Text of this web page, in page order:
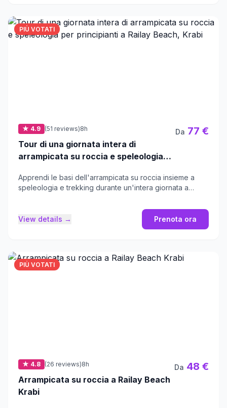
PIÙ VOTATI
★ 4.9 (51 reviews)8h
Tour di una giornata intera di
arrampicata su roccia e speleologia
Da 77 €
Apprendi le basi dell'arrampicata su roccia insieme a
speleologia e trekking durante un'intera giornata a
View details → Prenota ora
PIÙ VOTATI
★ 4.8 (26 reviews)8h
Arrampicata su roccia a Railay Beach
Krabi
Da 48 €